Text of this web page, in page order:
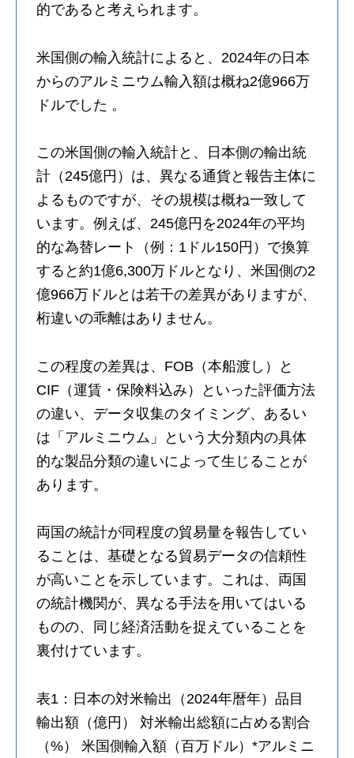
的であると考えられます。
米国側の輸入統計によると、2024年の日本
からのアルミニウム輸入額は概ね2億966万
ドルでした 。
この米国側の輸入統計と、日本側の輸出統
計（245億円）は、異なる通貨と報告主体に
よるものですが、その規模は概ね一致して
います。例えば、245億円を2024年の平均
的な為替レート（例：1ドル150円）で換算
すると約1億6,300万ドルとなり、米国側の2
億966万ドルとは若干の差異がありますが、
桁違いの乖離はありません。
この程度の差異は、FOB（本船渡し）と
CIF（運賃・保険料込み）といった評価方法
の違い、データ収集のタイミング、あるい
は「アルミニウム」という大分類内の具体
的な製品分類の違いによって生じることが
あります。
両国の統計が同程度の貿易量を報告してい
ることは、基礎となる貿易データの信頼性
が高いことを示しています。これは、両国
の統計機関が、異なる手法を用いてはいる
ものの、同じ経済活動を捉えていることを
裏付けています。
表1：日本の対米輸出（2024年暦年）品目
輸出額（億円） 対米輸出総額に占める割合
（%） 米国側輸入額（百万ドル）*アルミニ